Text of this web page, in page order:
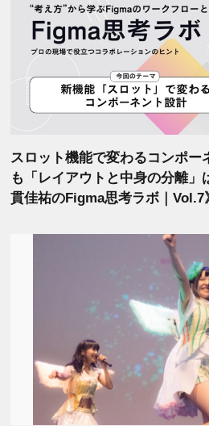
スロット機能で変わるコンポ
も「レイアウトと中身の分離」
貫佳祐のFigma思考ラボ｜Vol.7